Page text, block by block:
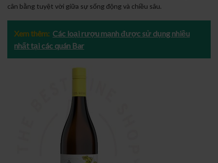
cân bằng tuyệt vời giữa sự sống động và chiều sâu.
Xem thêm: Các loại rượu mạnh được sử dụng nhiều
nhất tại các quán Bar